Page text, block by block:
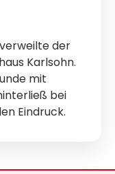
der
Karlsohn.
mit
bei
Eindruck.